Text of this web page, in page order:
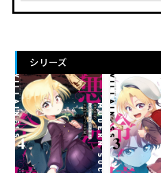
シリーズ